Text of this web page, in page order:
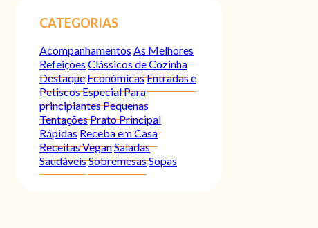
CATEGORIAS
Acompanhamentos As Melhores
RefeiçõesClássicos de Cozinha
Destaque EconómicasEntradas e
PetiscosEspecialPara
principiantesPequenas
TentaçõesPrato Principal
RápidasReceba em Casa
Receitas VeganSaladas
SaudáveisSobremesasSopas